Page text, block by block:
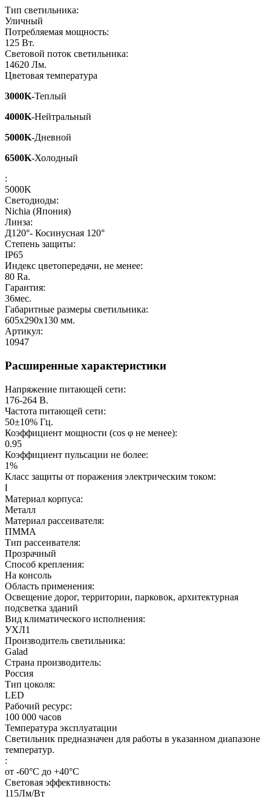
Тип светильника:
Уличный
Потребляемая мощность:
125 Вт.
Световой поток светильника:
14620 Лм.
Цветовая температура
3000K-Теплый
4000K-Нейтральный
5000K-Дневной
6500K-Холодный
:
5000K
Светодиоды:
Nichia (Япония)
Линза:
Д120°- Косинусная 120°
Степень защиты:
IP65
Индекс цветопередачи, не менее:
80 Ra.
Гарантия:
36мес.
Габаритные размеры светильника:
605x290x130 мм.
Артикул:
10947
Расширенные характеристики
Напряжение питающей сети:
176-264 В.
Частота питающей сети:
50±10% Гц.
Коэффициент мощности (cos φ не менее):
0.95
Коэффициент пульсации не более:
1%
Класс защиты от поражения электрическим током:
Материал корпуса:
Металл
Материал рассеивателя:
ПММА
Тип рассеивателя:
Прозрачный
Способ крепления:
На консоль
Область применения:
Освещение дорог, территории, парковок, архитектурная
подсветка зданий
Вид климатического исполнения:
УХЛ1
Производитель светильника:
Galad
Страна производитель:
Россия
Тип цоколя:
LED
Рабочий ресурс:
100 000 часов
Температура эксплуатации
Светильник предназначен для работы в указанном диапазоне
температур.
:
от -60°С до +40°С
Световая эффективность:
115Лм/Вт